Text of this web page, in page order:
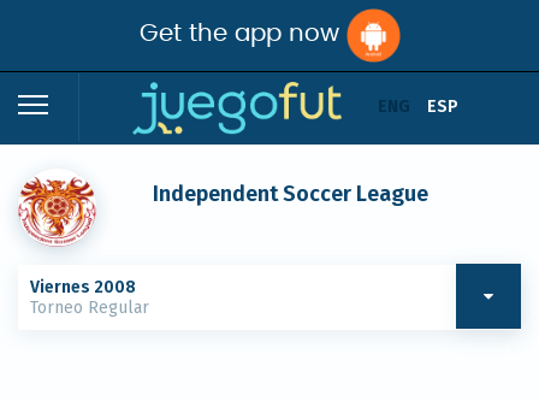
Get the app now
ENG ESP
Independent Soccer League
Viernes 2008
Torneo Regular